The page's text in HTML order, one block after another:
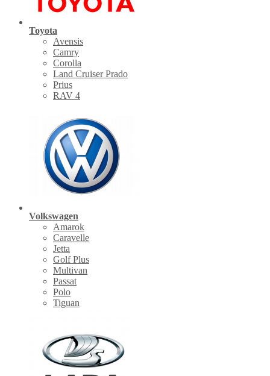
Toyota
Avensis
Camry
Corolla
Land Cruiser Prado
Prius
RAV 4
Volkswagen
Amarok
Caravelle
Jetta
Golf Plus
Multivan
Passat
Polo
Tiguan